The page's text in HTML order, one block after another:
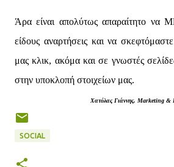
Άρα είναι απολύτως απαραίτητο να
είδους αναρτήσεις και να
μας κλικ, ακόμα και σε γνωστές
στην υποκλοπή στοιχείων μας.
Χατόλας Γιάννης. Marketing
SOCIAL